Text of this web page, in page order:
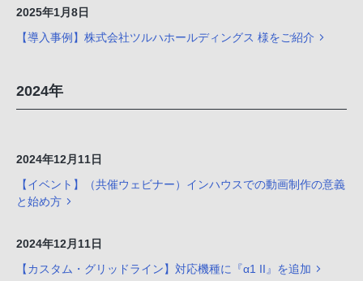
2025年1月8日
【導入事例】株式会社ツルハホールディングス 様をご紹介
2024年
2024年12月11日
【イベント】（共催ウェビナー）インハウスでの動画制作の意義
と始め方
2024年12月11日
【カスタム・グリッドライン】対応機種に『α1 II』を追加